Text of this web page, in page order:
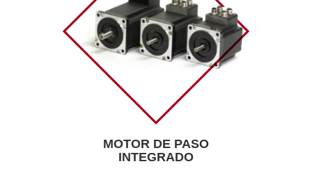
MOTOR DE PASO
INTEGRADO